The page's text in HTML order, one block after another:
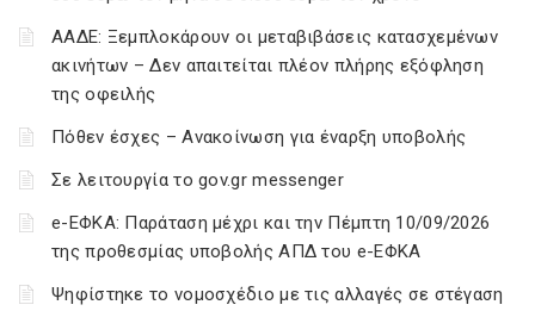
ΑΑΔΕ: Ξεμπλοκάρουν οι μεταβιβάσεις κατασχεμένων
ακινήτων – Δεν απαιτείται πλέον πλήρης εξόφληση
της οφειλής
Πόθεν έσχες – Ανακοίνωση για έναρξη υποβολής
Σε λειτουργία το gov.gr messenger
e-ΕΦΚΑ: Παράταση μέχρι και την Πέμπτη 10/09/2026
της προθεσμίας υποβολής ΑΠΔ του e-ΕΦΚΑ
Ψηφίστηκε το νομοσχέδιο με τις αλλαγές σε στέγαση